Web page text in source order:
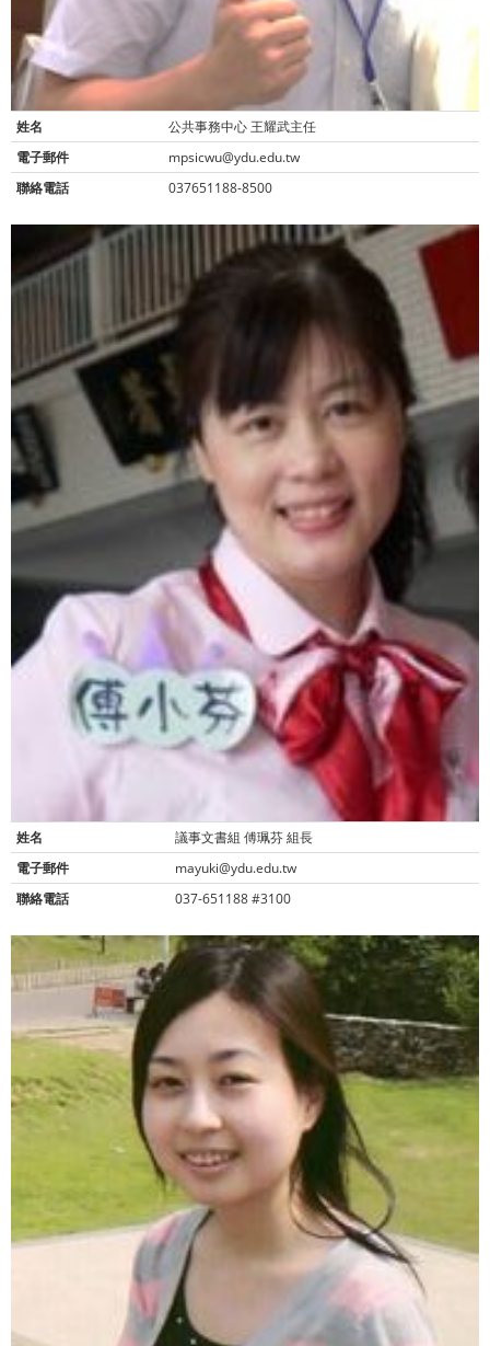
姓名
公共事務中心 王耀武主任
電子郵件
mpsicwu@ydu.edu.tw
聯絡電話
037651188-8500
姓名
議事文書組 傅珮芬 組長
電子郵件
mayuki@ydu.edu.tw
聯絡電話
037-651188 #3100